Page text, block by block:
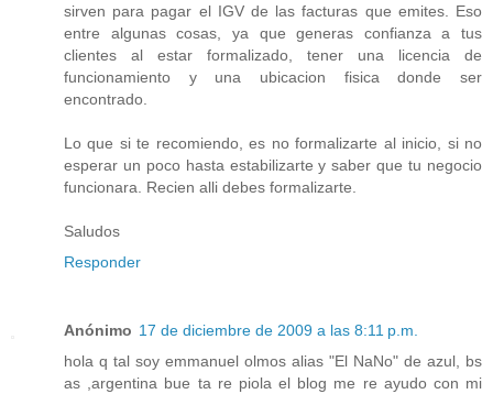
sirven para pagar el IGV de las facturas que emites. Eso
entre algunas cosas, ya que generas confianza a tus
clientes al estar formalizado, tener una licencia de
funcionamiento y una ubicacion fisica donde ser
encontrado.
Lo que si te recomiendo, es no formalizarte al inicio, si no
esperar un poco hasta estabilizarte y saber que tu negocio
funcionara. Recien alli debes formalizarte.
Saludos
Responder
Anónimo 17 de diciembre de 2009 a las 8:11 p.m.
hola q tal soy emmanuel olmos alias "El NaNo" de azul, bs
as ,argentina bue ta re piola el blog me re ayudo con mi